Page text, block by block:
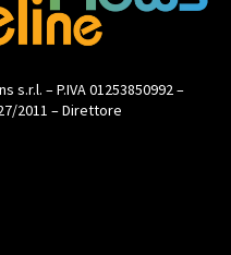
s.r.l. – P.IVA 01253850992 –
2011 – Direttore